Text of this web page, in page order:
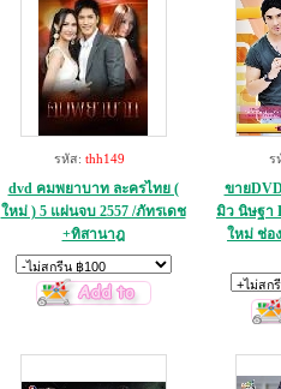
รหัส: thh149
dvd คมพยาบาท ละครไทย (
ใหม่ ) 5 แผ่นจบ 2557 /ภัทรเดช
+ทิสานาฎ
ร
ขาย
มิว นิษฐา
ใหม่ ช่อ